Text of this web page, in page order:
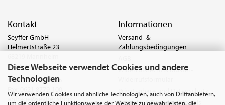
Diese Webseite verwendet Cookies und andere
Technologien
Wir verwenden Cookies und ähnliche Technologien, auch von Drittanbietern,
um die ordentliche Funktionsweise der Website zu gewährleisten, die
Kontakt
Seyffer GmbH
Helmertstraße 23
Deutschland
Tel.:0621 8779-555
anfrage@seyffer.shop
Informationen
Versand- &
Zahlungsbedingungen
Widerrufsrecht & Muster-
Privatsphäre und Datenschutz
Batterie- & Recyclinghinweis